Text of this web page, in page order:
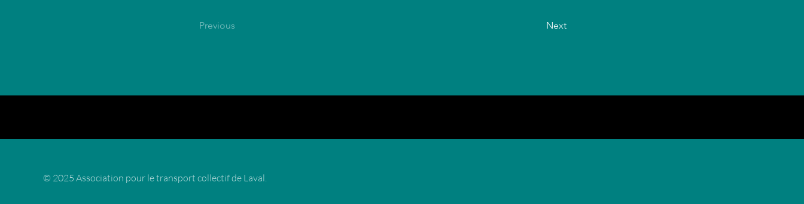
Previous Next
© 2025 Association pour le transport collectif de Laval.